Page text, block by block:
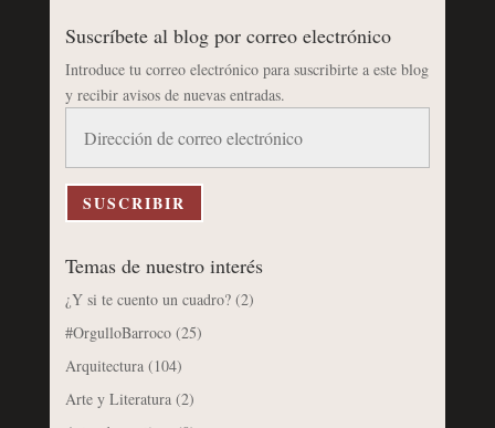
Suscríbete al blog por correo electrónico
Introduce tu correo electrónico para suscribirte a este blog
y recibir avisos de nuevas entradas.
correo
electrónico
SUSCRIBIR
Temas de nuestro interés
¿Y si te cuento un cuadro?(2)
#OrgulloBarroco(25)
Arquitectura(104)
Arte y Literatura(2)